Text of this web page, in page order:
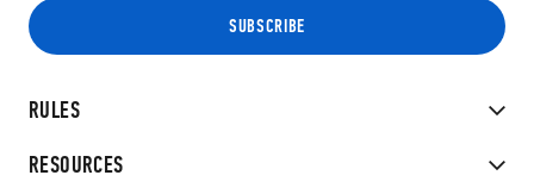
RULES
RESOURCES